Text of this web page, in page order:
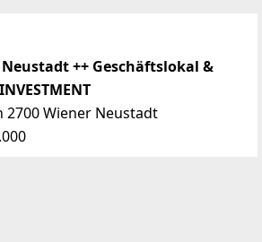
Neustadt ++ Geschäftslokal &
2700 Wiener Neustadt